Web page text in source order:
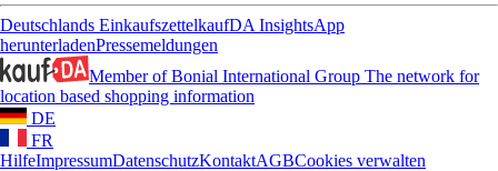
Deutschlands EinkaufszettelkaufDA InsightsApp
herunterladenPressemeldungen
Member of Bonial International Group The network for
location based shopping information
DE
FR
HilfeImpressumDatenschutzKontaktAGBCookies verwalten